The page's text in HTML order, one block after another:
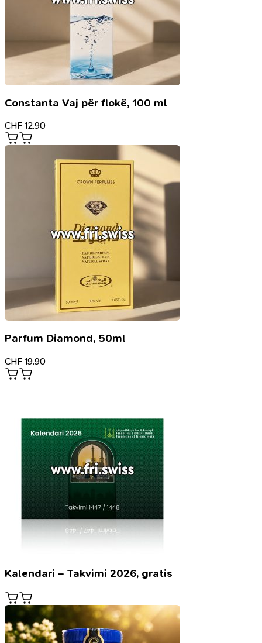
Constanta Vaj për flokë, 100 ml
CHF 12.90
Parfum Diamond, 50ml
CHF 19.90
Kalendari – Takvimi 2026, gratis